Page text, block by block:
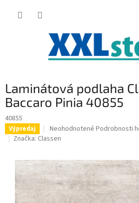
Laminátová podlaha
Baccaro Pinia 40855
40855
Výpredaj
Priemerné
hodnotenie
0,0
z
5
hviezdičiek.
Neohodnotené Podrobnosti
Značka: Classen